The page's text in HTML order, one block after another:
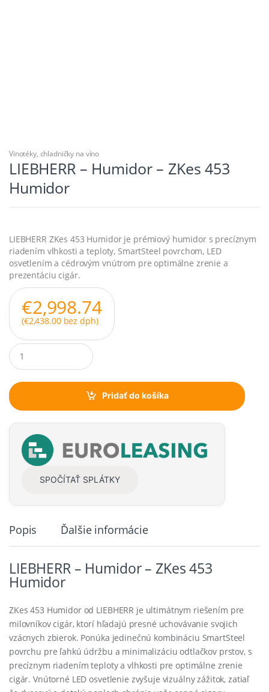
Vinotéky, chladničky na víno
LIEBHERR – Humidor – ZKes 453
Humidor
LIEBHERR ZKes 453 Humidor je prémiový humidor s precíznym
riadením vlhkosti a teploty, SmartSteel povrchom, LED
osvetlením a cédrovým vnútrom pre optimálne zrenie a
prezentáciu cigár.
€2,998.74
(€2,438.00bez dph)
Q
u
a
t
i
y
Pridať do košíka
SPOČÍTAŤ SPLÁTKY
Popis Ďalšie informácie
LIEBHERR – Humidor – ZKes 453
Humidor
ZKes 453 Humidor od LIEBHERR je ultimátnym riešením pre
milovníkov cigár, ktorí hľadajú presné uchovávanie svojich
vzácnych zbierok. Ponúka jedinečnú kombináciu SmartSteel
povrchu pre ľahkú údržbu a minimalizáciu odtlačkov prstov, s
precíznym riadením teploty a vlhkosti pre optimálne zrenie
cigár. Vnútorné LED osvetlenie zvyšuje vizuálny zážitok, zatiaľ